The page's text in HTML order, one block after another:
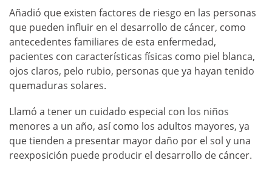
Añadió que existen factores de riesgo en las personas
que pueden influir en el desarrollo de cáncer, como
antecedentes familiares de esta enfermedad,
pacientes con características físicas como piel blanca,
ojos claros, pelo rubio, personas que ya hayan tenido
quemaduras solares.
Llamó a tener un cuidado especial con los niños
menores a un año, así como los adultos mayores, ya
que tienden a presentar mayor daño por el sol y una
reexposición puede producir el desarrollo de cáncer.